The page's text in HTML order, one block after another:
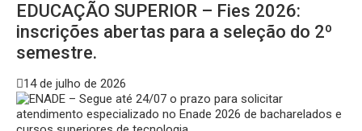
EDUCAÇÃO SUPERIOR – Fies 2026:
inscrições abertas para a seleção do 2º
semestre.
14 de julho de 2026